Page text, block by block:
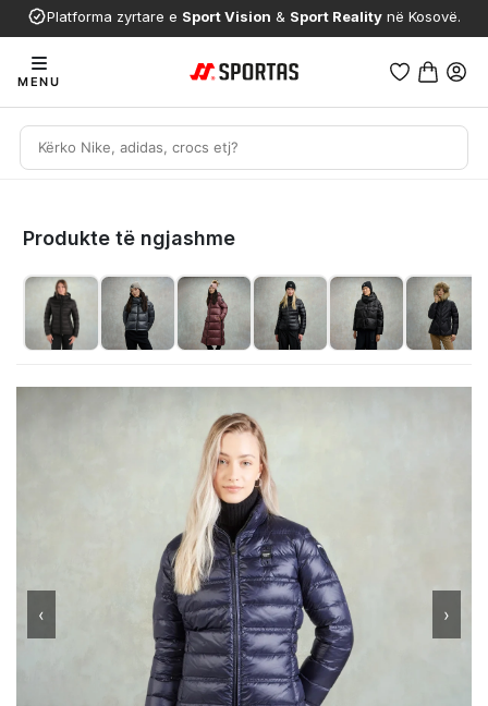
Platforma zyrtare e Sport Vision & Sport Reality në Kosovë.
MENU
Produkte të ngjashme
‹ ›